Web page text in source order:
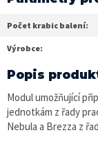
Počet krabic balení:
Výrobce:
Popis
Modul umožňující
jednotkám z řady
Nebula a Brezza z